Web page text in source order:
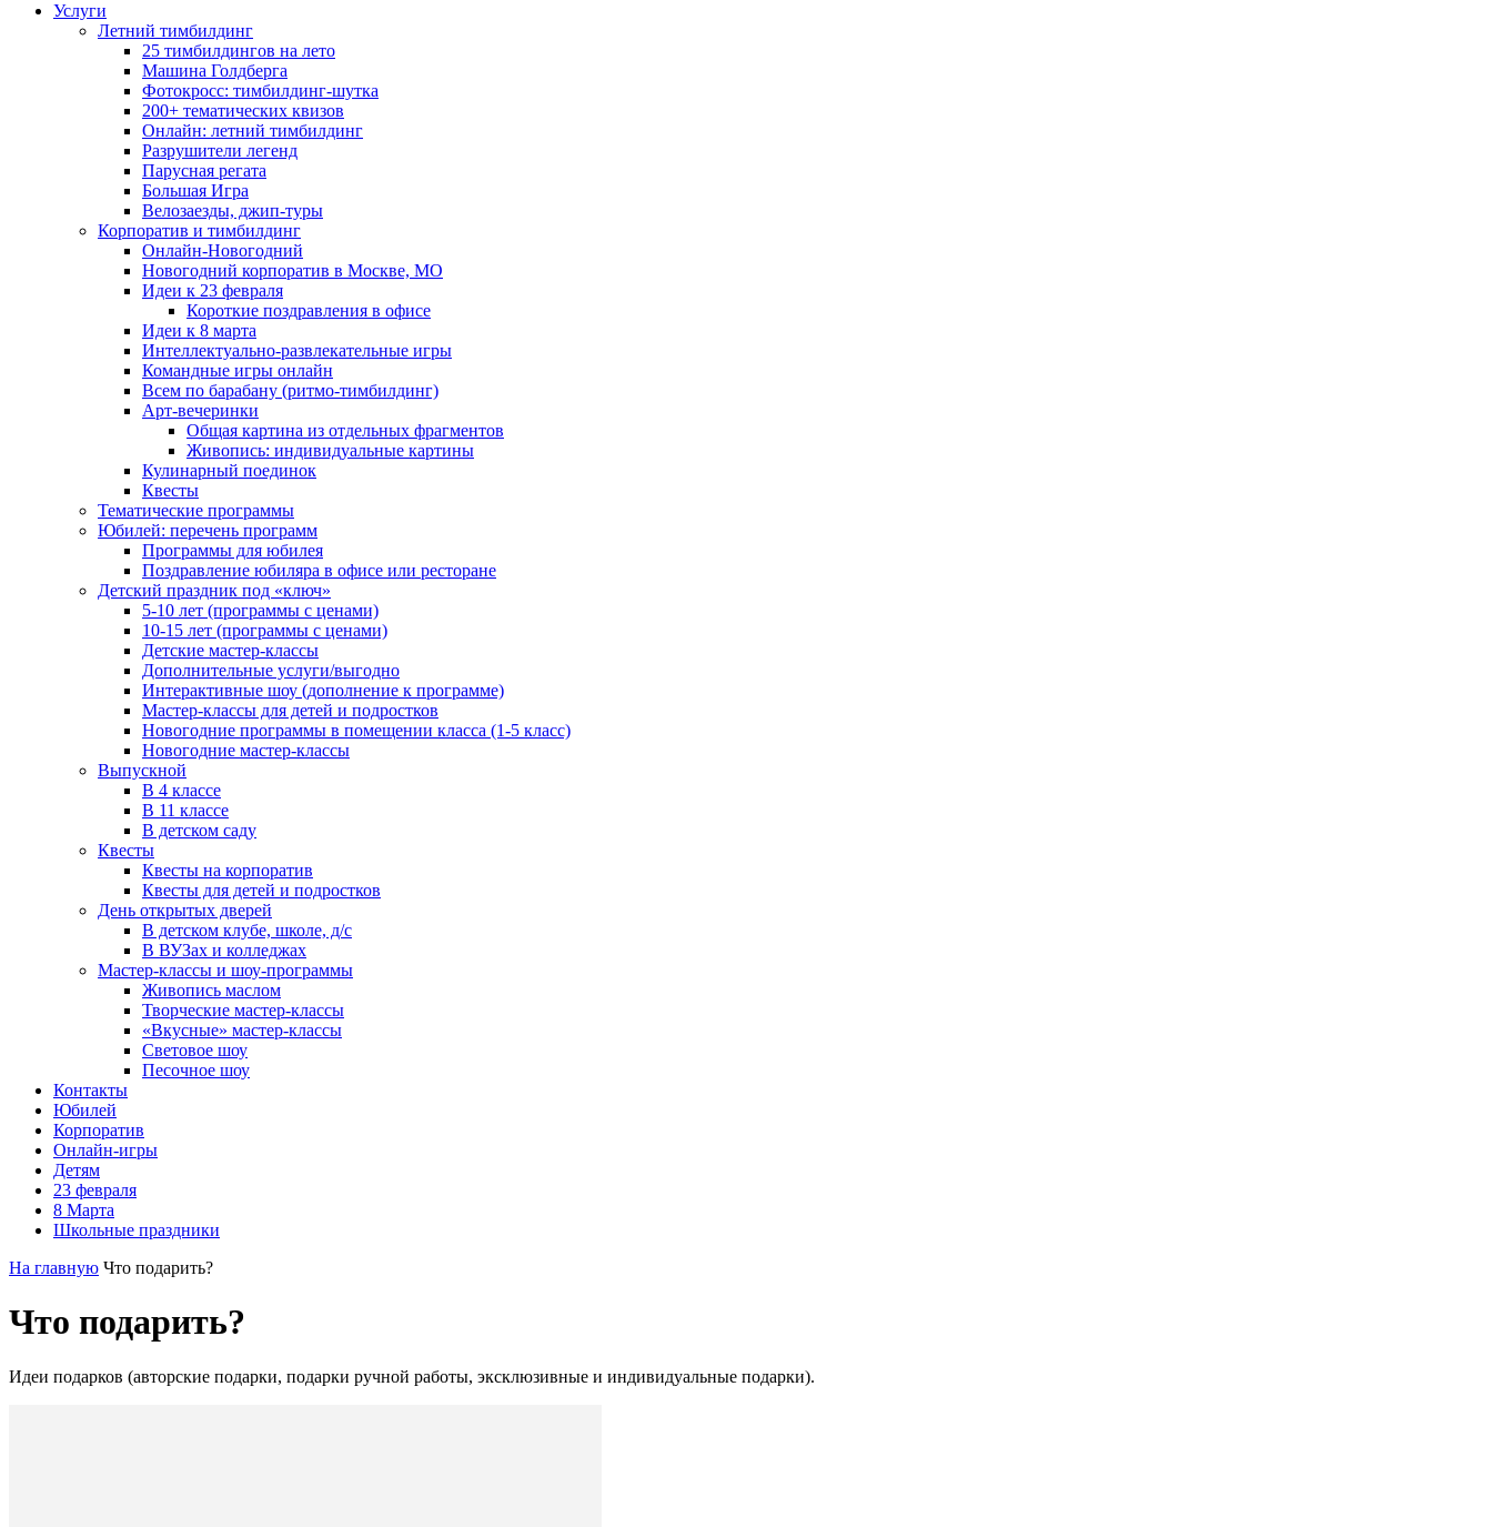
Услуги
Летний тимбилдинг
25 тимбилдингов на лето
Машина Голдберга
Фотокросс: тимбилдинг-шутка
200+ тематических квизов
Онлайн: летний тимбилдинг
Разрушители легенд
Парусная регата
Большая Игра
Велозаезды, джип-туры
Корпоратив и тимбилдинг
Онлайн-Новогодний
Новогодний корпоратив в Москве, МО
Идеи к 23 февраля
Короткие поздравления в офисе
Идеи к 8 марта
Интеллектуально-развлекательные игры
Командные игры онлайн
Всем по барабану (ритмо-тимбилдинг)
Арт-вечеринки
Общая картина из отдельных фрагментов
Живопись: индивидуальные картины
Кулинарный поединок
Квесты
Тематические программы
Юбилей: перечень программ
Программы для юбилея
Поздравление юбиляра в офисе или ресторане
Детский праздник под «ключ»
5-10 лет (программы с ценами)
10-15 лет (программы с ценами)
Детские мастер-классы
Дополнительные услуги/выгодно
Интерактивные шоу (дополнение к программе)
Мастер-классы для детей и подростков
Новогодние программы в помещении класса (1-5 класс)
Новогодние мастер-классы
Выпускной
В 4 классе
В 11 классе
В детском саду
Квесты
Квесты на корпоратив
Квесты для детей и подростков
День открытых дверей
В детском клубе, школе, д/с
В ВУЗах и колледжах
Мастер-классы и шоу-программы
Живопись маслом
Творческие мастер-классы
«Вкусные» мастер-классы
Световое шоу
Песочное шоу
Контакты
Юбилей
Корпоратив
Онлайн-игры
Детям
23 февраля
8 Марта
Школьные праздники
На главную Что подарить?
Что подарить?
Идеи подарков (авторские подарки, подарки ручной работы, эксклюзивные и индивидуальные подарки).